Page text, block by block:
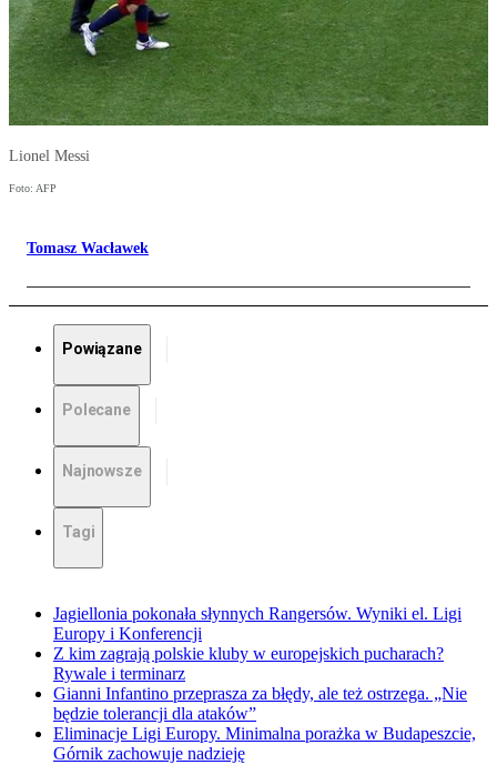
Lionel Messi
Foto: AFP
Tomasz Wacławek
Powiązane
Polecane
Najnowsze
Tagi
Jagiellonia pokonała słynnych Rangersów. Wyniki el. Ligi
Europy i Konferencji
Z kim zagrają polskie kluby w europejskich pucharach?
Rywale i terminarz
Gianni Infantino przeprasza za błędy, ale też ostrzega. „Nie
będzie tolerancji dla ataków”
Eliminacje Ligi Europy. Minimalna porażka w Budapeszcie,
Górnik zachowuje nadzieję